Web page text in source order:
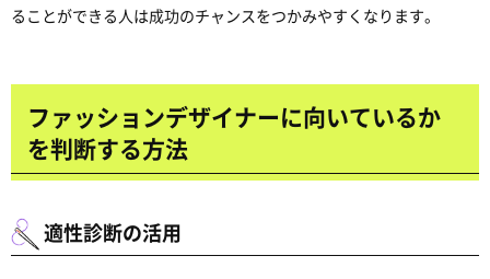
ることができる人は成功のチャンスをつかみやすくなります。
ファッションデザイナーに向いているか
を判断する方法
適性診断の活用